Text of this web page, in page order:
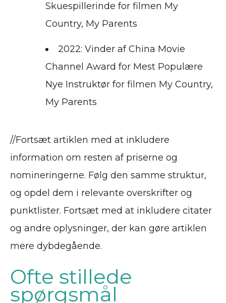
Skuespillerinde for filmen My
Country, My Parents
2022: Vinder af China Movie
Channel Award for Mest Populære
Nye Instruktør for filmen My Country,
My Parents
//Fortsæt artiklen med at inkludere
information om resten af priserne og
nomineringerne. Følg den samme struktur,
og opdel dem i relevante overskrifter og
punktlister. Fortsæt med at inkludere citater
og andre oplysninger, der kan gøre artiklen
mere dybdegående.
Ofte stillede
spørgsmål